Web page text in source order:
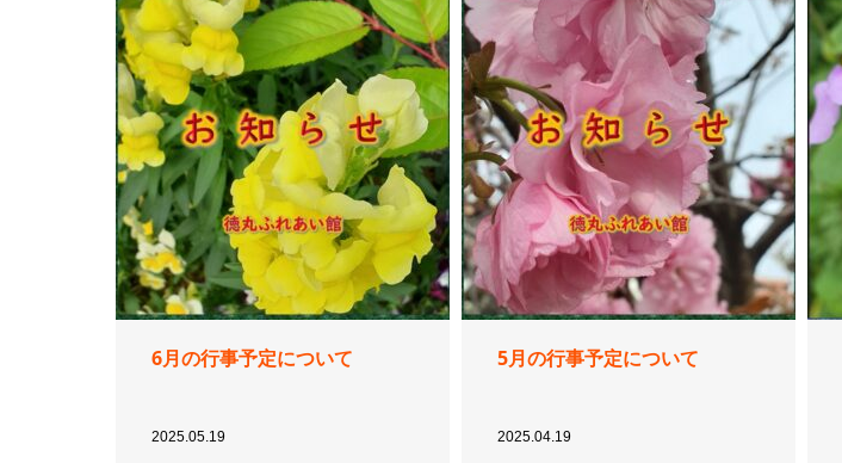
6月の行事予定について
2025.05.19
5月の行事予定について
2025.04.19